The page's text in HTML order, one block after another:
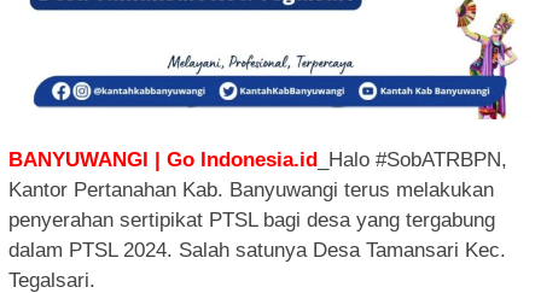
BANYUWANGI | Go Indonesia.id _Halo #SobATRBPN,
Kantor Pertanahan Kab. Banyuwangi terus melakukan
penyerahan sertipikat PTSL bagi desa yang tergabung
dalam PTSL 2024. Salah satunya Desa Tamansari Kec.
Tegalsari.